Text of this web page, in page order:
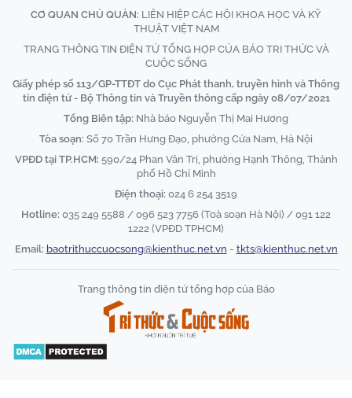
CƠ QUAN CHỦ QUẢN: LIÊN HIỆP CÁC HỘI KHOA HỌC VÀ KỸ
THUẬT VIỆT NAM
TRANG THÔNG TIN ĐIỆN TỬ TỔNG HỢP CỦA BÁO TRI THỨC VÀ
CUỘC SỐNG
Giấy phép số 113/GP-TTĐT do Cục Phát thanh, truyền hình và Thông
tin điện tử - Bộ Thông tin và Truyền thông cấp ngày 08/07/2021
Tổng Biên tập: Nhà báo Nguyễn Thị Mai Hương
Tòa soạn: Số 70 Trần Hưng Đạo, phường Cửa Nam, Hà Nội
VPĐD tại TP.HCM: 590/24 Phan Văn Trị, phường Hạnh Thông, Thành
phố Hồ Chí Minh
Điện thoại: 024 6 254 3519
Hotline: 035 249 5588 / 096 523 7756 (Toà soạn Hà Nội) / 091 122
1222 (VPĐD TPHCM)
Email: baotrithuccuocsong@kienthuc.net.vn - tkts@kienthuc.net.vn
Trang thông tin điện tử tổng hợp của Báo